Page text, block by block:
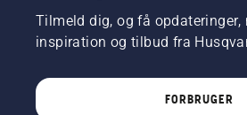
Tilmeld dig, og få opdateringer,
inspiration og tilbud fra
FORBRUGER